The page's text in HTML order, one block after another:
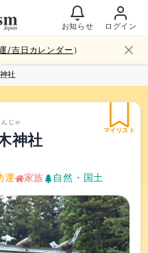
お知らせ ログイン
/吉日カレンダー ）
社
マイリスト
じゃ
神社
運 家族 自然・国土